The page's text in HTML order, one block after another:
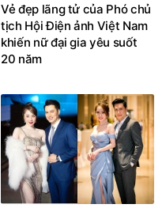
Vẻ đẹp lãng tử của Phó chủ
tịch Hội Điện ảnh Việt Nam
khiến nữ đại gia yêu suốt
20 năm